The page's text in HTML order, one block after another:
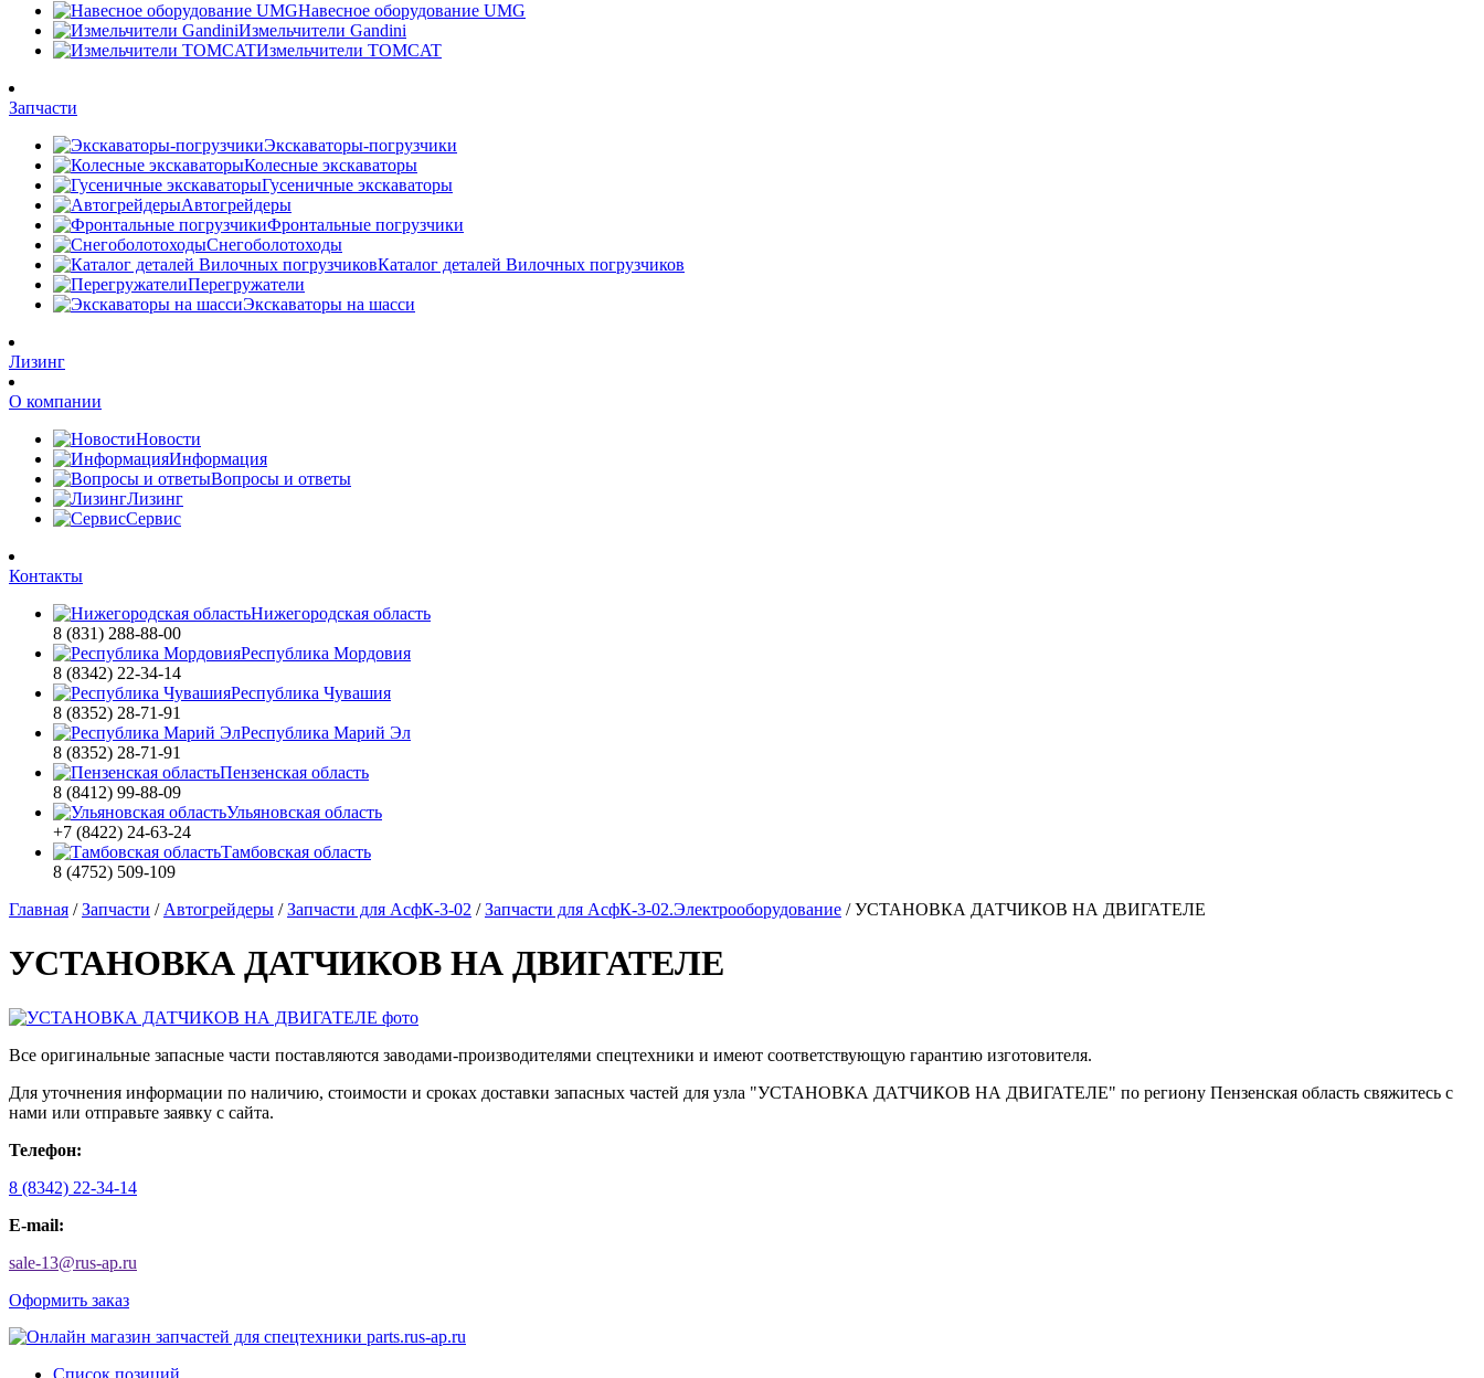
Навесное оборудование UMG
Измельчители Gandini
Измельчители TOMCAT
Запчасти
Экскаваторы-погрузчики
Колесные экскаваторы
Гусеничные экскаваторы
Автогрейдеры
Фронтальные погрузчики
Снегоболотоходы
Каталог деталей Вилочных погрузчиков
Перегружатели
Экскаваторы на шасси
Лизинг
О компании
Новости
Информация
Вопросы и ответы
Лизинг
Сервис
Контакты
Нижегородская область
8 (831) 288-88-00
Республика Мордовия
8 (8342) 22-34-14
Республика Чувашия
8 (8352) 28-71-91
Республика Марий Эл
8 (8352) 28-71-91
Пензенская область
8 (8412) 99-88-09
Ульяновская область
+7 (8422) 24-63-24
Тамбовская область
8 (4752) 509-109
Главная /Запчасти / Автогрейдеры /Запчасти для АсфК-3-02 /Запчасти для АсфК-3-02.Электрооборудование /УСТАНОВКА ДАТЧИКОВ НА ДВИГАТЕЛЕ
УСТАНОВКА ДАТЧИКОВ НА ДВИГАТЕЛЕ
Все оригинальные запасные части поставляются заводами-производителями спецтехники и имеют соответствующую гарантию изготовителя.
Для уточнения информации по наличию, стоимости и сроках доставки запасных частей для узла "УСТАНОВКА ДАТЧИКОВ НА ДВИГАТЕЛЕ" по региону Пензенская область свяжитесь с
нами или отправьте заявку с сайта.
Телефон:
8 (8342) 22-34-14
E-mail:
sale-13@rus-ap.ru
Оформить заказ
Список позиций